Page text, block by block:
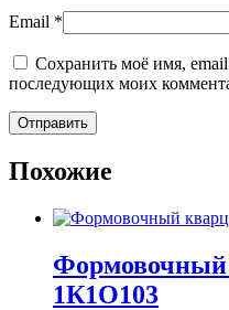
Email *
Сохранить моё имя, email
последующих моих
Похожие
Формовочный
1К1О103